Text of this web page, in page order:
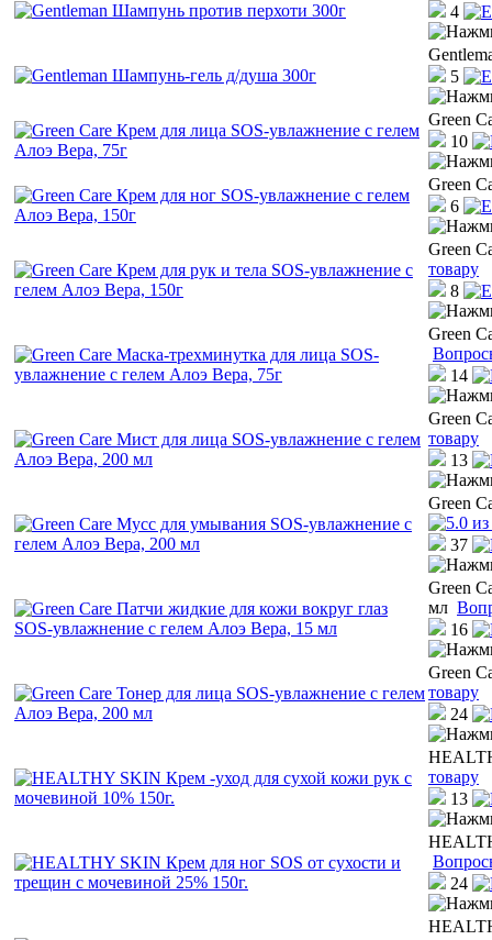
4
5
Green
10
Green
6
Green
товару
8
Green
14
Green
товару
13
Green
37
Green
мл
16
Green
товару
24
товару
13
24